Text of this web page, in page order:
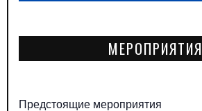
МЕРОПРИЯТИЯ
Предстоящие мероприятия